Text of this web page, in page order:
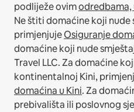
podliježe ovimodredbama,
Ne štiti domaćine koji nude
primjenjujeOsiguranje
domaćine koji nude
Travel LLC.Za domaćine
kontinentalnoj Kini,
domaćina u Kini.Za
prebivališta ili poslovnog